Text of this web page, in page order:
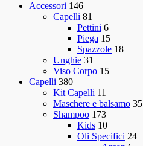
Accessori 146
Capelli 81
Pettini 6
Piega 15
Spazzole 18
Unghie 31
Viso Corpo 15
Capelli 380
Kit Capelli 11
Maschere e balsamo 35
Shampoo 173
Kids 10
Oli Specifici 24